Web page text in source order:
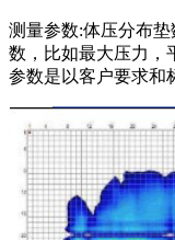
测量参数:体压分布
数，比如最大压力，
参数是以客户要求和